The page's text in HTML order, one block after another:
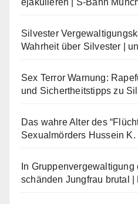
ejakulieren | S-Bahn
Silvester
Wahrheit über Silvester |
Sex Terror Warnung:
und Sichertheitstipps zu
Das wahre Alter des
Sexualmörders Hussein K.
In
schänden Jungfrau brutal |